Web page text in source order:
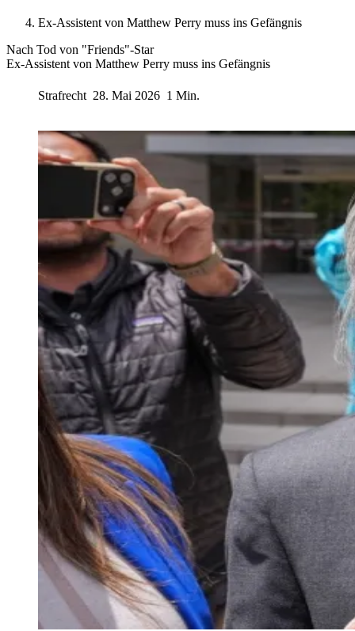
Ex-Assistent von Matthew Perry muss ins Gefängnis
Nach Tod von "Friends"-Star
Ex-Assistent von Matthew Perry muss ins Gefängnis
Strafrecht 28. Mai 2026 1 Min.